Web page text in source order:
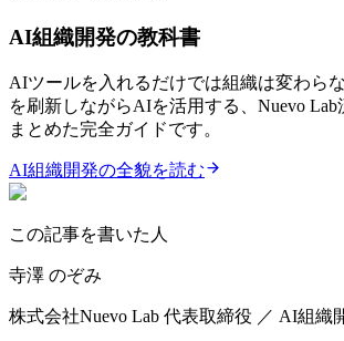
AI組織開発の教科書
AIツールを入れるだけでは組織は変わらな
を刷新しながらAIを活用する、Nuevo
まとめた完全ガイドです。
AI組織開発の全貌を読む
この記事を書いた人
寺澤 のぞみ
株式会社Nuevo Lab 代表取締役 ／ AI組織